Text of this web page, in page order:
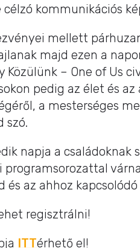
kommunikációs
mellett
majd ezen a
Közülünk – One of Us
pedig az élet és
a mesterséges
szó.
napja a családoknak
programsorozattal
és az ahhoz
regisztrálni!
ITTérhető el!